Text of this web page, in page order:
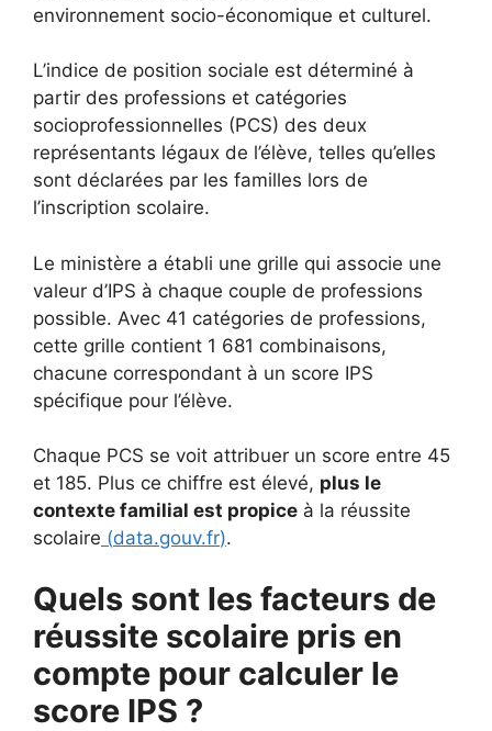
environnement socio-économique et culturel.
L’indice de position sociale est déterminé à
partir des professions et catégories
socioprofessionnelles (PCS) des deux
représentants légaux de l’élève, telles qu’elles
sont déclarées par les familles lors de
l’inscription scolaire.
Le ministère a établi une grille qui associe une
valeur d’IPS à chaque couple de professions
possible. Avec 41 catégories de professions,
cette grille contient 1 681 combinaisons,
chacune correspondant à un score IPS
spécifique pour l’élève.
Chaque PCS se voit attribuer un score entre 45
et 185. Plus ce chiffre est élevé, plus le
contexte familial est propice à la réussite
scolaire (data.gouv.fr).
Quels sont les facteurs de
réussite scolaire pris en
compte pour calculer le
score IPS ?